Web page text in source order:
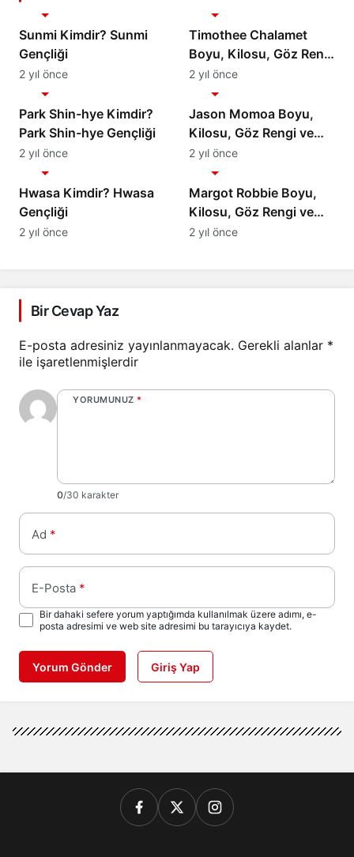
Sunmi Kimdir? Sunmi
Gençliği
2 yıl önce
Timothee Chalamet
Boyu, Kilosu, Göz Rengi
ve Vücut Ölçüleri
2 yıl önce
Park Shin-hye Kimdir?
Park Shin-hye Gençliği
Biyografi
2 yıl önce
Jason Momoa Boyu,
Kilosu, Göz Rengi ve
Vücut Ölçüleri
Biyografi
2 yıl önce
Hwasa Kimdir? Hwasa
Gençliği
Biyografi
2 yıl önce
Margot Robbie Boyu,
Kilosu, Göz Rengi ve
Vücut Ölçüleri
Biyografi
2 yıl önce
Bir Cevap Yaz
E-posta adresiniz yayınlanmayacak. Gerekli alanlar *
ile işaretlenmişlerdir
YORUMUNUZ *
0/30 karakter
Ad *
E-Posta *
Bir dahaki sefere yorum yaptığımda kullanılmak üzere adımı, e-
posta adresimi ve web site adresimi bu tarayıcıya kaydet.
Yorum Gönder Giriş Yap